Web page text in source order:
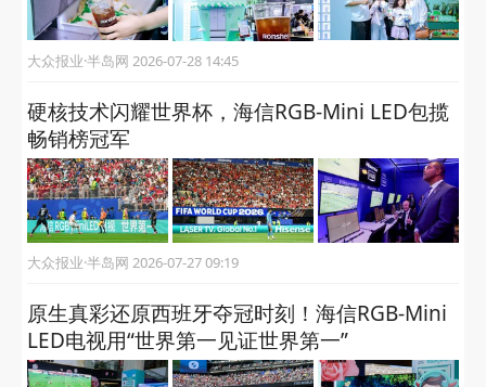
关注“半岛网官微”
获取更多有用信息
相关推荐
山东省科学技术奖励颁出，海信斩获6项大奖！
大众报业·半岛网 2026-08-07 09:53